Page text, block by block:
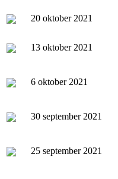
20 oktober 2021
13 oktober 2021
6 oktober 2021
30 september 2021
25 september 2021